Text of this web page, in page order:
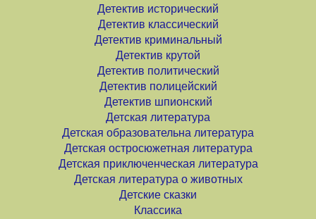
Детектив исторический
Детектив классический
Детектив криминальный
Детектив крутой
Детектив политический
Детектив полицейский
Детектив шпионский
Детская литература
Детская образовательна литература
Детская остросюжетная литература
Детская приключенческая литература
Детская литература о животных
Детские сказки
Классика